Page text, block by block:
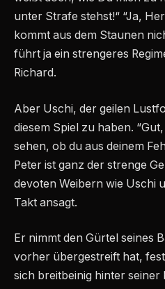
unter Strafe stehst!“ “Ja,
kommt aus dem Staunen
führt ja ein strengeres
Richard.
Aber Uschi, der geilen
diesem Spiel zu haben.
sehen, ob du aus deinem
Peter ist ganz der strenge
devoten Weibern wie Uschi
Takt ansagt.
Er nimmt den Gürtel seines
vorher übergestreift hat,
sich breitbeinig hinter seiner